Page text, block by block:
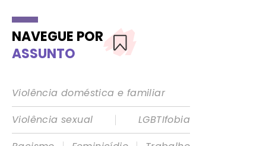
NAVEGUE POR
ASSUNTO
Violência doméstica e familiar
Violência sexual
|
LGBTIfobia